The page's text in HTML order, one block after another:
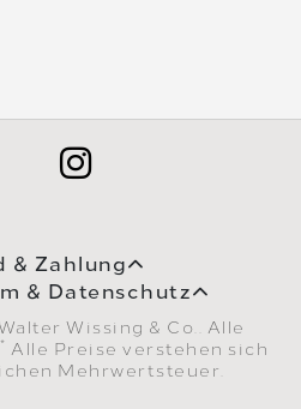
& Zahlung
& Datenschutz
Wissing & Co.. Alle
* Alle Preise verstehen sich
Mehrwertsteuer.